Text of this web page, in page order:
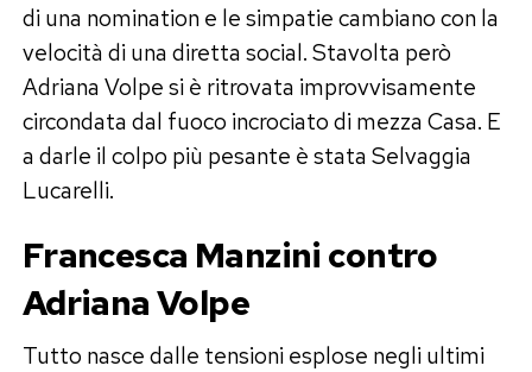
di una nomination e le simpatie cambiano con la
velocità di una diretta social. Stavolta però
Adriana Volpe si è ritrovata improvvisamente
circondata dal fuoco incrociato di mezza Casa. E
a darle il colpo più pesante è stata Selvaggia
Lucarelli.
Francesca Manzini contro
Adriana Volpe
Tutto nasce dalle tensioni esplose negli ultimi